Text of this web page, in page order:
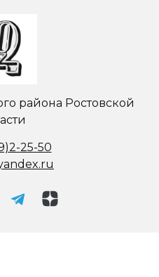
района Ростовской
25-50